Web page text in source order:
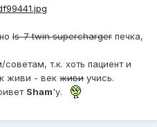
ls-7 twin supercharger печка,
т.к. хоть пациент и
живи - век живи учись.
Sham'у.